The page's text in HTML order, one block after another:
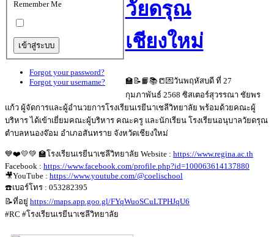
Remember Me
Forgot your password?
Forgot your username?
วัยดรุณ
เชียงใหม่
🏫📝📙📚📒💌วันพฤหัสบดี ที่ 27
กุมภาพันธ์ 2568 ซิสเตอร์สุวรรณา ชัยพร
แก้ว ผู้จัดการและผู้อำนวยการโรงเรียนเรยีนาเชลีวิทยาลัย พร้อมด้วยคณะผู้
บริหาร ได้เข้าเยี่ยมคณะผู้บริหาร คณะครู และนักเรียน โรงเรียนอนุบาลวัยดรุณ
ตำบลหนองจ๊อม อำเภอสันทราย จังหวัดเชียงใหม่
💙❤️💛💚 🏫โรงเรียนเรยีนาเชลีวิทยาลัย Website : https://www.regina.ac.th
Facebook : https://www.facebook.com/profile.php?id=100063614137880
🎥YouTube : https://www.youtube.com/@coelischool
☎️เบอร์โทร : 053282395
📝ที่อยู่ https://maps.app.goo.gl/FYqWuoSCuLTPHJqU6
#RC #โรงเรียนเรยีนาเชลีวิทยาลัย